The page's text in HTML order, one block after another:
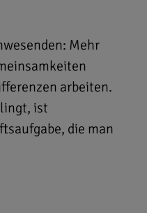
Mehr
arbeiten.
ist
die man